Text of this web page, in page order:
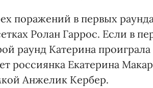
поражений в первых
Ролан Гаррос. Если в
раунд Катерина
россиянка Екатерина
Анжелик Кербер.